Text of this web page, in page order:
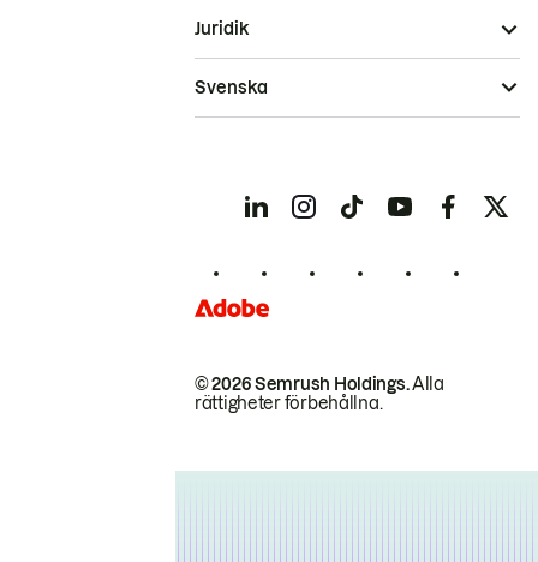
© 2026 Semrush Holdings.Alla
rättigheter förbehållna.
Juridik
Svenska